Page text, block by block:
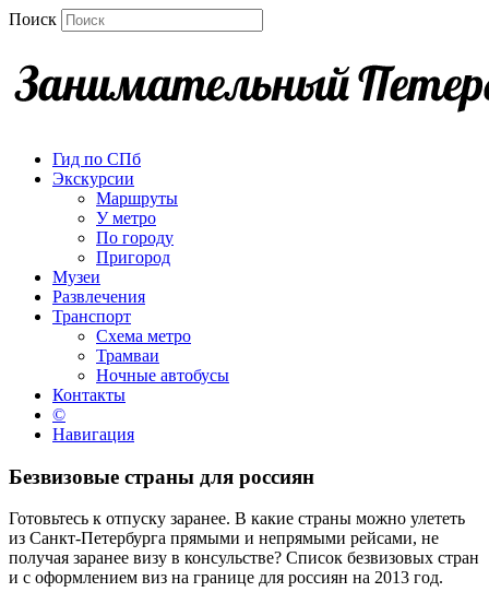
Поиск
Гид по СПб
Экскурсии
Маршруты
У метро
По городу
Пригород
Музеи
Развлечения
Транспорт
Схема метро
Трамваи
Ночные автобусы
Контакты
©
Навигация
Безвизовые страны для россиян
Готовьтесь к отпуску заранее. В какие страны можно улететь
из Санкт-Петербурга прямыми и непрямыми рейсами, не
получая заранее визу в консульстве? Список безвизовых стран
и с оформлением виз на границе для россиян на 2013 год.